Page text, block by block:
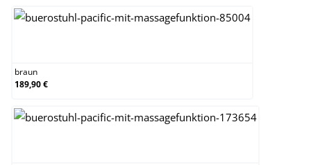
braun
189,90 €